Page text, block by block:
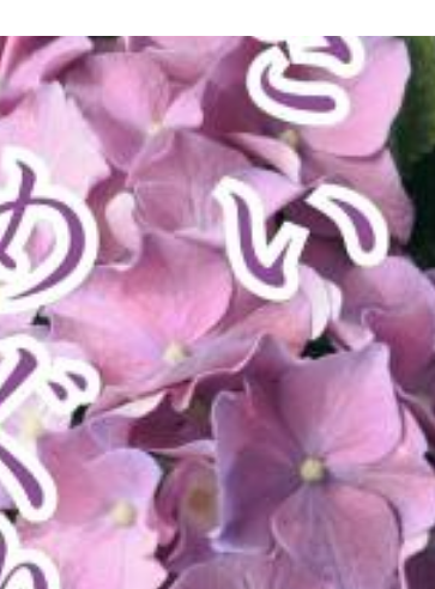
中津市 中華料理 九重町
休業
催事 公園 冬 初詣
別府
着 台湾料理 和定食 和菓子
和食
夏祭り 外貨両替機
大分みなと祭り
ァイセアドラー
大分市美術館
分駅近く 大神ファーム
大谷翔平選手
居酒屋 屋台
平和市民公園能楽堂
新店 日出 日出町 日田市
昆虫食
市 海開き 温泉 湧水
湯布院
由布市 由布院 甲子園
石仏
竹田 竹田市 竹田市ディナー
芋 花 花火 茶碗蒸し
話題 豊後大野市
豊後高田市
マ 閉院 開店
開店閉店
飛行機 飲み物 高崎山